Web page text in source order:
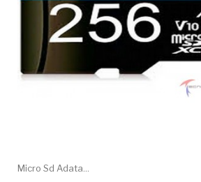
Micro Sd Adata...